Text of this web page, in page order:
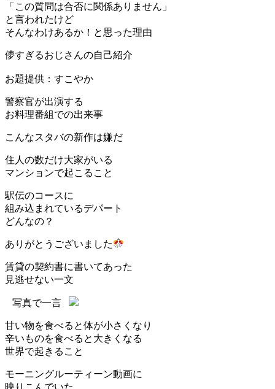
「この質問は合否に関係ありません」
と言われたけど
そんなわけあるか！と思った理由
儚すぎるおじさんの自己紹介
お題提供：すこやか
警察官が出演する
お料理番組での出来事
こんなスタバの新作は嫌だ
住人の数だけ大家がいる
マンションで起こること
駅伝のコースに
組み込まれているデパート
どんなの？
ありがとうございました
賃貸の契約書に書いてあった
見逃せない一文
写真で一言
甘い物を食べると体が小さくなり
辛いものを食べると大きくなる
世界で起きること
モーニングルーティーン動画に
映りこんでいた